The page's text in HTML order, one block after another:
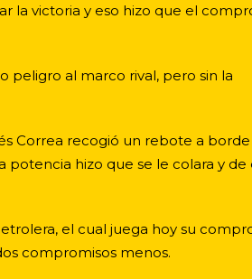
la victoria y eso hizo que el
peligro al marco rival, pero sin la
Correa recogió un rebote a borde
hizo que se le colara y de
el cual juega hoy su
compromisos menos.